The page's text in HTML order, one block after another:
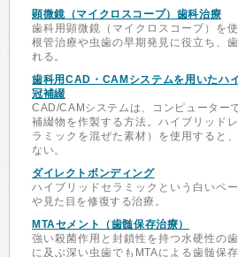
顕微鏡（マイクロスコープ）歯科治療
歯科用顕微鏡（マイクロスコープ）を
根管治療や虫歯の早期発見に役立ち、
れる。
歯科用CAD・CAMシステムを用いたハ
冠補綴
CAD/CAMシステムは、コンピューター
補綴物を作製する方法。ハイブリッド
ラミックを混ぜた素材）を使用すると
ない。
ダイレクトボンディング
ハイブリッドセラミックという白いペ
や見た目を修復する治療。
MTAセメント（歯髄保存治療）
強い殺菌作用と封鎖性を持つ水硬性の
に及ぶ深い虫歯でもMTAによる歯髄保